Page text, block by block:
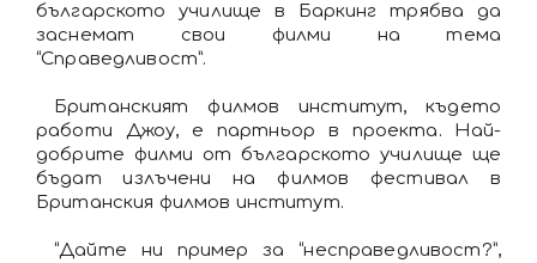
българското училище в Баркинг трябва да
заснемат свои филми на тема
“Справедливост”.
Британският филмов институт, където
работи Джоу, е партньор в проекта. Най-
добрите филми от българското училище ще
бъдат излъчени на филмов фестивал в
Британския филмов институт.
“Дайте ни пример за “несправедливост?”,